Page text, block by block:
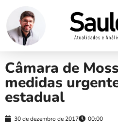
Câmara de
medidas
estadual
30 de dezembro de 2017 00:00